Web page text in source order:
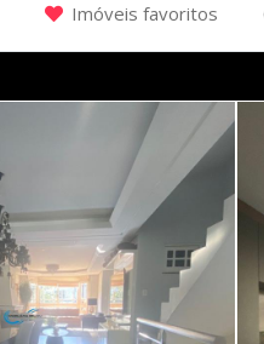
Imóveis favoritos